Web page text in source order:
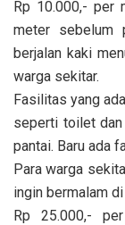
Rp 10.000,- per
meter sebelum
berjalan kaki
warga sekitar.
Fasilitas yang
seperti toilet dan
pantai. Baru ada
Para warga
ingin bermalam
Rp 25.000,-